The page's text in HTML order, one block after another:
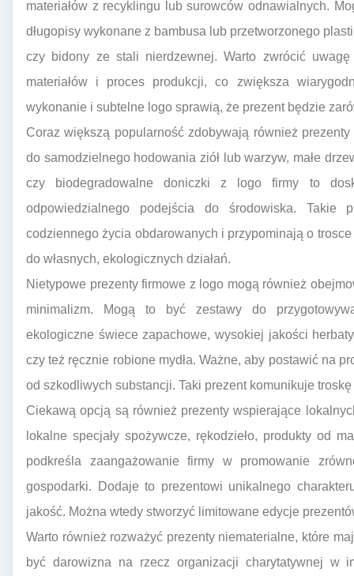
materiałów z recyklingu lub surowców odnawialnych.
długopisy wykonane z bambusa lub przetworzonego
czy bidony ze stali nierdzewnej. Warto zwrócić
materiałów i proces produkcji, co zwiększa
wykonanie i subtelne logo sprawią, że prezent będzie
Coraz większą popularność zdobywają również
do samodzielnego hodowania ziół lub warzyw, małe
czy biodegradowalne doniczki z logo firmy to
odpowiedzialnego podejścia do środowiska. Takie
codziennego życia obdarowanych i przypominają o
do własnych, ekologicznych działań.
Nietypowe prezenty firmowe z logo mogą również
minimalizm. Mogą to być zestawy do
ekologiczne świece zapachowe, wysokiej jakości
czy też ręcznie robione mydła. Ważne, aby postawić na
od szkodliwych substancji. Taki prezent komunikuje
Ciekawą opcją są również prezenty wspierające
lokalne specjały spożywcze, rękodzieło, produkty od
podkreśla zaangażowanie firmy w promowanie
gospodarki. Dodaje to prezentowi unikalnego
jakość. Można wtedy stworzyć limitowane edycje
Warto również rozważyć prezenty niematerialne, które
być darowizna na rzecz organizacji charytatywnej w